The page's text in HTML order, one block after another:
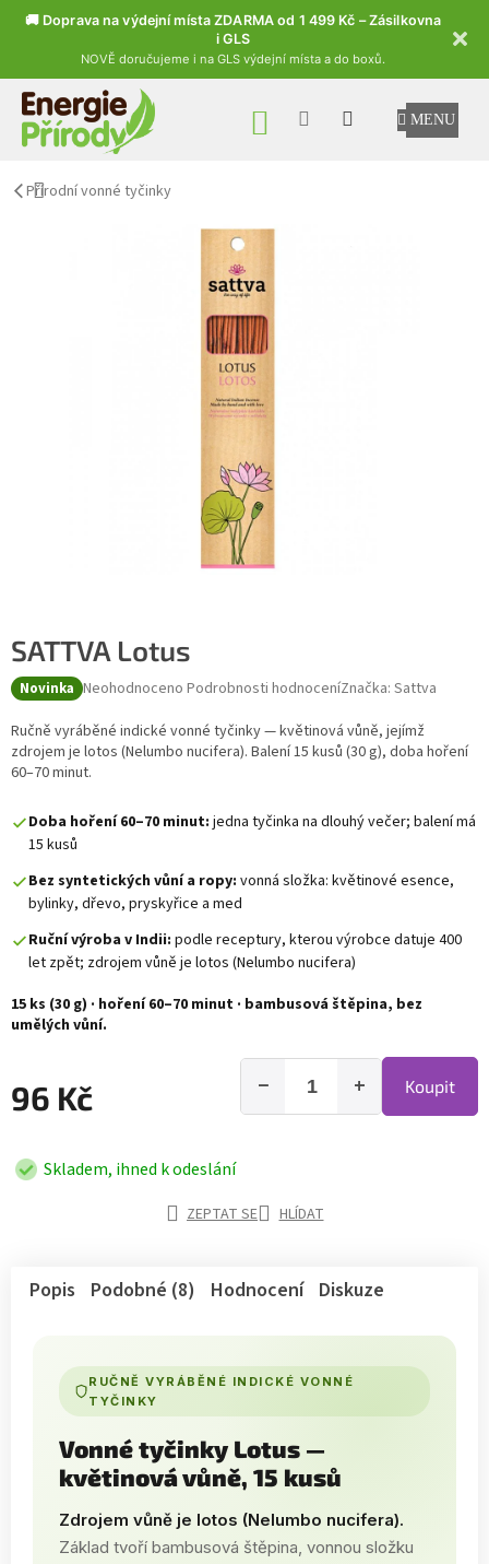
🚚 Doprava na výdejní místa ZDARMA od 1 499 Kč – Zásilkovna
i GLS
NOVĚ doručujeme i na GLS výdejní místa a do boxů.
Přejít na obsah
NÁKUPNÍ KOŠÍK
Přírodní vonné tyčinky
SATTVA Lotus
Novinka Průměrné hodnocení produktu je 0,0 z 5 hvězdiček.
Neohodnoceno Podrobnosti hodnoceníZnačka: Sattva
Ručně vyráběné indické vonné tyčinky — květinová vůně, jejímž
zdrojem je lotos (Nelumbo nucifera). Balení 15 kusů (30 g), doba hoření
60–70 minut.
Doba hoření 60–70 minut: jedna tyčinka na dlouhý večer; balení má
15 kusů
Bez syntetických vůní a ropy: vonná složka: květinové esence,
bylinky, dřevo, pryskyřice a med
Ruční výroba v Indii: podle receptury, kterou výrobce datuje 400
let zpět; zdrojem vůně je lotos (Nelumbo nucifera)
15 ks (30 g) · hoření 60–70 minut · bambusová štěpina, bez
umělých vůní.
96 Kč +
− Koupit
Skladem, ihned k odeslání
ZEPTAT SE HLÍDAT
Popis Podobné (8) Hodnocení Diskuze
RUČNĚ VYRÁBĚNÉ INDICKÉ VONNÉ
TYČINKY
Vonné tyčinky Lotus —
květinová vůně, 15 kusů
Zdrojem vůně je lotos (Nelumbo nucifera).
Základ tvoří bambusová štěpina, vonnou složku